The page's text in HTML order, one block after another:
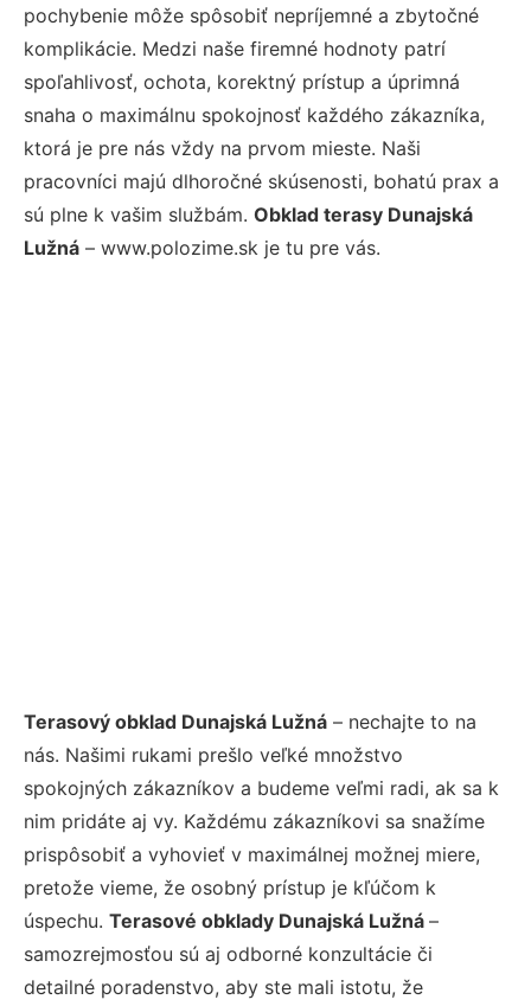
pochybenie môže spôsobiť nepríjemné a zbytočné
komplikácie. Medzi naše firemné hodnoty patrí
spoľahlivosť, ochota, korektný prístup a úprimná
snaha o maximálnu spokojnosť každého zákazníka,
ktorá je pre nás vždy na prvom mieste. Naši
pracovníci majú dlhoročné skúsenosti, bohatú prax a
sú plne k vašim službám. Obklad terasy Dunajská
Lužná – www.polozime.sk je tu pre vás.
Terasový obklad Dunajská Lužná – nechajte to na
nás. Našimi rukami prešlo veľké množstvo
spokojných zákazníkov a budeme veľmi radi, ak sa k
nim pridáte aj vy. Každému zákazníkovi sa snažíme
prispôsobiť a vyhovieť v maximálnej možnej miere,
pretože vieme, že osobný prístup je kľúčom k
úspechu. Terasové obklady Dunajská Lužná –
samozrejmosťou sú aj odborné konzultácie či
detailné poradenstvo, aby ste mali istotu, že